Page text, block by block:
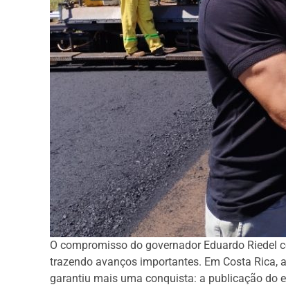
O compromisso do governador Eduardo
trazendo avanços importantes. Em Costa Rica,
garantiu mais uma conquista: a publicação do